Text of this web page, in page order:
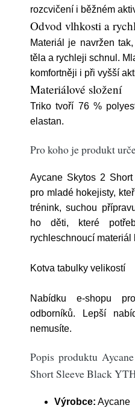
rozcvičení i běžném
Odvod vlhkosti a
Materiál je navržen
těla a rychleji schnul.
komfortněji i při vyšší
Materiálové složení
Triko tvoří 76 %
elastan.
Pro koho je produkt
Aycane Skytos 2
pro mladé hokejisty,
trénink, suchou
ho děti, které
rychleschnoucí materiál
Kotva tabulky velikostí
Nabídku e-shopu
odborníků. Lepší
nemusíte.
Popis produktu
Short Sleeve Black
Výrobce: Aycane